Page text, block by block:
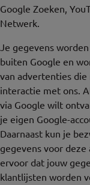
Google Zoeken,
Netwerk.
Je gegevens
buiten Google en
van advertenties
interactie met ons.
via Google wilt
je eigen Google-
Daarnaast kun je
gegevens voor
ervoor dat jouw
klantlijsten worden